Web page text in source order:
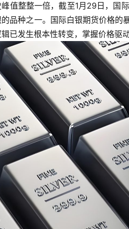
峰值整整一倍，截至1月29日，国
品种之一。国际白银期货价格的
已发生根本性转变，掌握价格驱